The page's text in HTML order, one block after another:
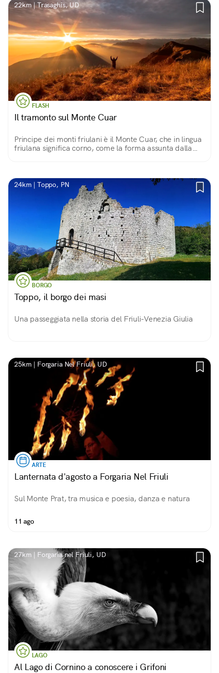
22km | Trasaghis, UD
FLASH
Il tramonto sul Monte Cuar
Principe dei monti friulani è il Monte Cuar, che in lingua
friulana significa corno, come la forma assunta dalla
24km | Toppo, PN
BORGO
Toppo, il borgo dei masi
Una passeggiata nella storia del Friuli-Venezia Giulia
25km | Forgaria Nel Friuli, UD
ARTE
Lanternata d'agosto a Forgaria Nel Friuli
Sul Monte Prat, tra musica e poesia, danza e natura
11 ago
27km | Forgaria nel Friuli, UD
LAGO
Al Lago di Cornino a conoscere i Grifoni